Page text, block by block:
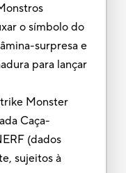
o símbolo do
surpresa e
para lançar
Monster
Caça-
(dados
sujeitos à